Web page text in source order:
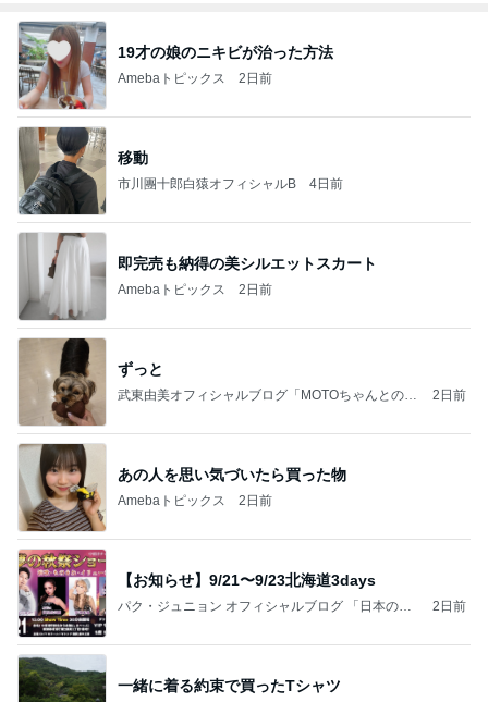
19才の娘のニキビが治った方法
Amebaトピックス 2日前
移動
市川團十郎白猿オフィシャルB 4日前
即完売も納得の美シルエットスカート
Amebaトピックス 2日前
ずっと
武東由美オフィシャルブログ「MOTOちゃんとのは
2日前
あの人を思い気づいたら買った物
Amebaトピックス 2日前
【お知らせ】9/21〜9/23北海道3days
パク・ジュニョン オフィシャルブログ 「日本の
2日前
一緒に着る約束で買ったTシャツ